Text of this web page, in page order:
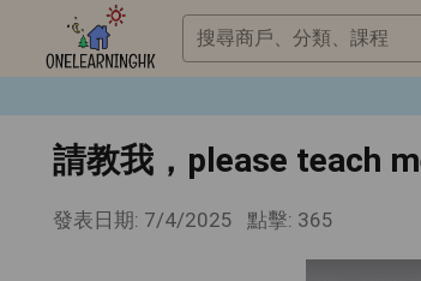
搜尋商戶、分類、課程
請教我，please teach
發表日期: 7/4/2025 點擊: 365